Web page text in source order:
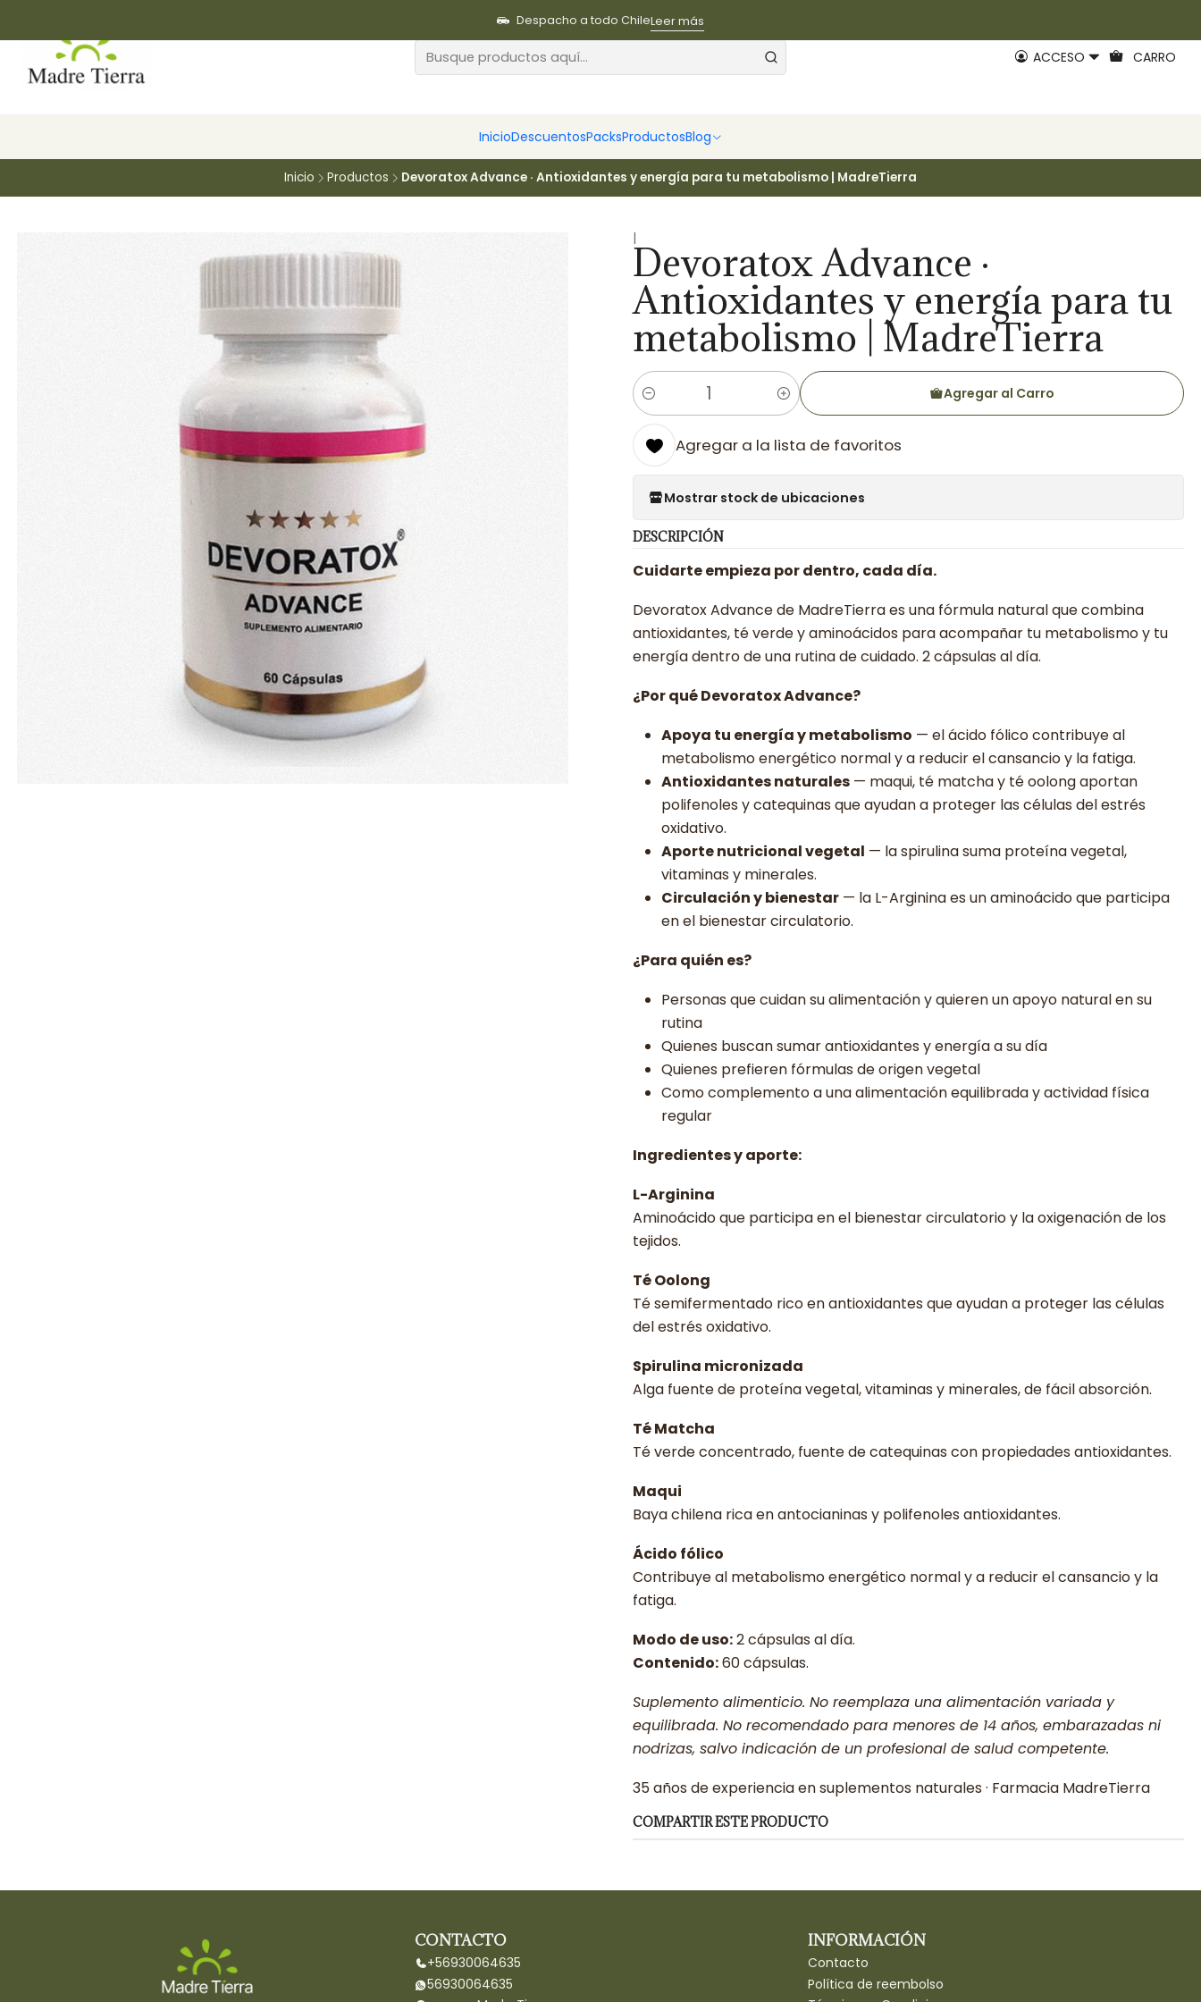
ACCESO CARRO
InicioDescuentosPacksProductosBlog
Despacho a todo ChileLeer más
Inicio Productos Devoratox Advance · Antioxidantes y energía para tu metabolismo | MadreTierra
|Devoratox Advance ·
Antioxidantes y energía para tu
metabolismo | MadreTierra
Cantidad
Agregar al Carro
Agregar a la lista de favoritos
Mostrar stock de ubicaciones
DESCRIPCIÓN
Cuidarte empieza por dentro, cada día.
Devoratox Advance de MadreTierra es una fórmula natural que combina
antioxidantes, té verde y aminoácidos para acompañar tu metabolismo y tu
energía dentro de una rutina de cuidado. 2 cápsulas al día.
¿Por qué Devoratox Advance?
Apoya tu energía y metabolismo — el ácido fólico contribuye al
metabolismo energético normal y a reducir el cansancio y la fatiga.
Antioxidantes naturales — maqui, té matcha y té oolong aportan
polifenoles y catequinas que ayudan a proteger las células del estrés
oxidativo.
Aporte nutricional vegetal — la spirulina suma proteína vegetal,
vitaminas y minerales.
Circulación y bienestar — la L-Arginina es un aminoácido que participa
en el bienestar circulatorio.
¿Para quién es?
Personas que cuidan su alimentación y quieren un apoyo natural en su
rutina
Quienes buscan sumar antioxidantes y energía a su día
Quienes prefieren fórmulas de origen vegetal
Como complemento a una alimentación equilibrada y actividad física
regular
Ingredientes y aporte:
L-Arginina
Aminoácido que participa en el bienestar circulatorio y la oxigenación de los
tejidos.
Té Oolong
Té semifermentado rico en antioxidantes que ayudan a proteger las células
del estrés oxidativo.
Spirulina micronizada
Alga fuente de proteína vegetal, vitaminas y minerales, de fácil absorción.
Té Matcha
Té verde concentrado, fuente de catequinas con propiedades antioxidantes.
Maqui
Baya chilena rica en antocianinas y polifenoles antioxidantes.
Ácido fólico
Contribuye al metabolismo energético normal y a reducir el cansancio y la
fatiga.
Modo de uso:2 cápsulas al día.
Contenido:60 cápsulas.
Suplemento alimenticio. No reemplaza una alimentación variada y
equilibrada. No recomendado para menores de 14 años, embarazadas ni
nodrizas, salvo indicación de un profesional de salud competente.
35 años de experiencia en suplementos naturales · Farmacia MadreTierra
COMPARTIR ESTE PRODUCTO
CONTACTO
+56930064635
56930064635
INFORMACIÓN
Contacto
Política de reembolso